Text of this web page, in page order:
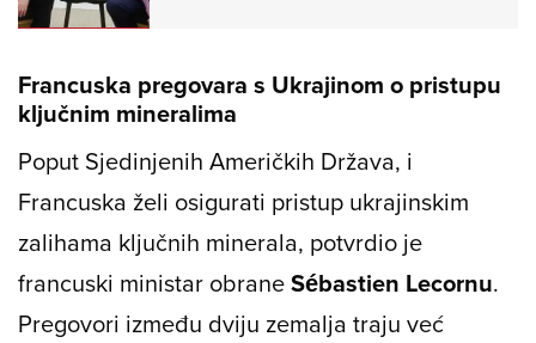
Francuska pregovara s Ukrajinom o pristupu
ključnim mineralima
Poput Sjedinjenih Američkih Država, i
Francuska želi osigurati pristup ukrajinskim
zalihama ključnih minerala, potvrdio je
francuski ministar obraneSébastien Lecornu.
Pregovori između dviju zemalja traju već